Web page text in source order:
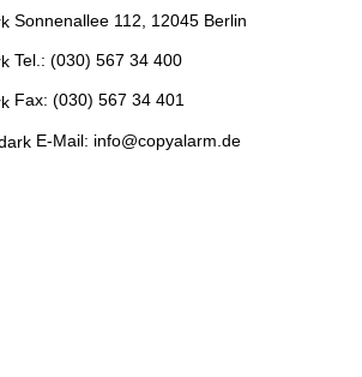
Sonnenallee 112, 12045 Berlin
Tel.: (030) 567 34 400
Fax: (030) 567 34 401
E-Mail: info@copyalarm.de